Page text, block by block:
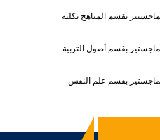
بقسم المناهج بكلية
بقسم أصول التربية
بقسم علم النفس